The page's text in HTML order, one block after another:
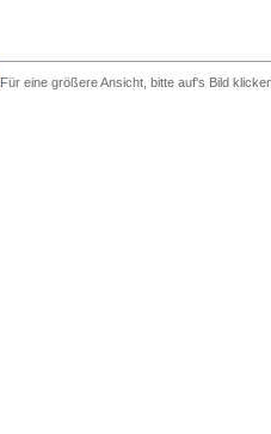
Für eine größere Ansicht, bitte auf's Bild